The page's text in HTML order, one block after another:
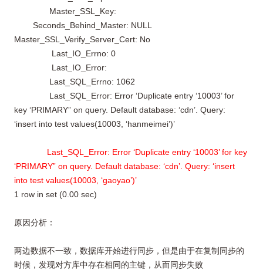
Master_SSL_Key:
Seconds_Behind_Master: NULL
Master_SSL_Verify_Server_Cert: No
Last_IO_Errno: 0
Last_IO_Error:
Last_SQL_Errno: 1062
Last_SQL_Error: Error ‘Duplicate entry ‘10003’ for
key ‘PRIMARY” on query. Default database: ‘cdn’. Query:
‘insert into test values(10003, ‘hanmeimei’)’
Last_SQL_Error: Error ‘Duplicate entry ‘10003’ for key
‘PRIMARY” on query. Default database: ‘cdn’. Query: ‘insert
into test values(10003, ‘gaoyao’)’
1 row in set (0.00 sec)
原因分析：
两边数据不一致，数据库开始进行同步，但是由于在复制同步的
时候，发现对方库中存在相同的主键，从而同步失败